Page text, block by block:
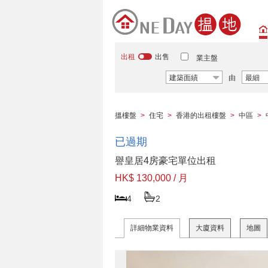
出租 出售 業主盤
建築面績 由 最細
搵樓盤 > 住宅 > 香港的出租樓盤 > 中區 >
已過期
譽皇居4房豪宅單位出租
HK$ 130,000 / 月
4 2
詳細物業資料 大廈資料 地圖